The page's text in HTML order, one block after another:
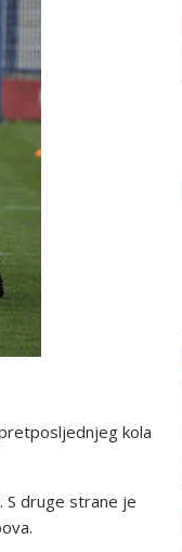
kola
S druge strane je